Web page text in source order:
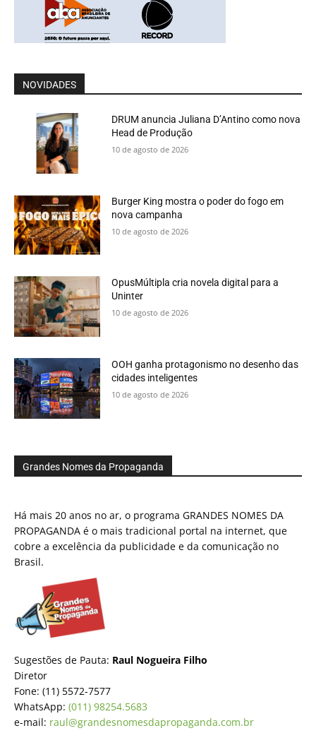
NOVIDADES
DRUM anuncia Juliana D’Antino como nova
Head de Produção
10 de agosto de 2026
Burger King mostra o poder do fogo em
nova campanha
10 de agosto de 2026
OpusMúltipla cria novela digital para a
Uninter
10 de agosto de 2026
OOH ganha protagonismo no desenho das
cidades inteligentes
10 de agosto de 2026
Grandes Nomes da Propaganda
Há mais 20 anos no ar, o programa GRANDES NOMES DA
PROPAGANDA é o mais tradicional portal na internet, que
cobre a excelência da publicidade e da comunicação no
Brasil.
Sugestões de Pauta: Raul Nogueira Filho
Diretor
Fone: (11) 5572-7577
WhatsApp: (011) 98254.5683
e-mail: raul@grandesnomesdapropaganda.com.br